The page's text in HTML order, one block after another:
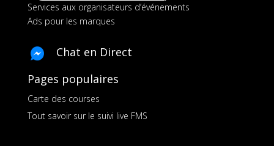
Services aux organisateurs d’événements
Ads pour les marques
Chat en Direct
Pages populaires
Carte des courses
Tout savoir sur le suivi live FMS